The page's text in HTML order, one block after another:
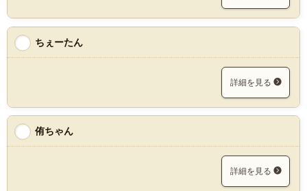
ちぇーたん
詳細を見る
侑ちゃん
詳細を見る